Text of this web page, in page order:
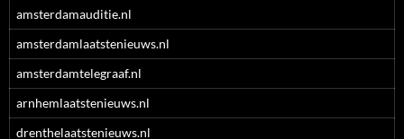
amsterdamauditie.nl
amsterdamlaatstenieuws.nl
amsterdamtelegraaf.nl
arnhemlaatstenieuws.nl
drenthelaatstenieuws.nl